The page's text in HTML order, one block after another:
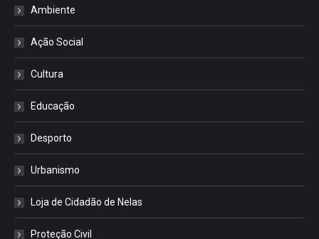
Ambiente
Ação Social
Cultura
Educação
Desporto
Urbanismo
Loja de Cidadão de Nelas
Proteção Civil